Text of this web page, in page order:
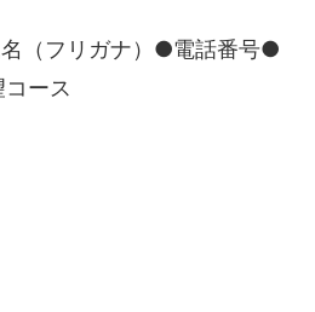
（フリガナ）●電話番号●
ース